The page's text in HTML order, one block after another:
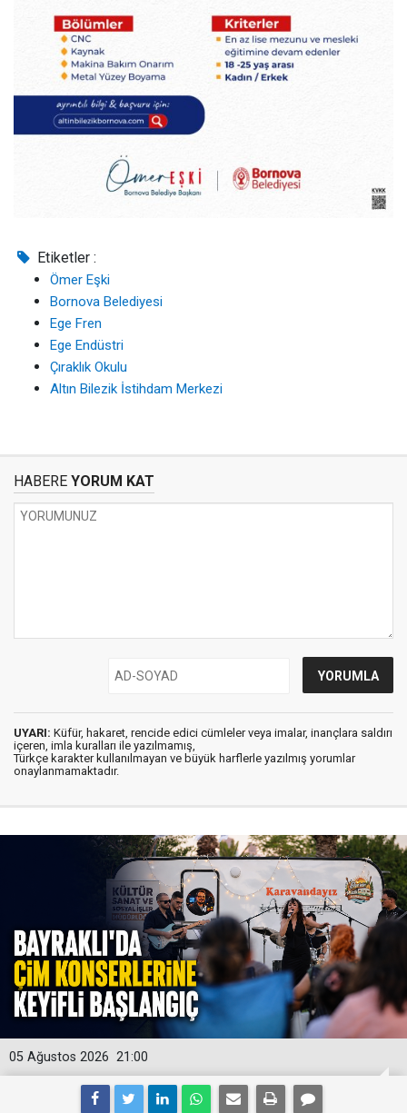
Etiketler :
Ömer Eşki
Bornova Belediyesi
Ege Fren
Ege Endüstri
Çıraklık Okulu
Altın Bilezik İstihdam Merkezi
HABERE YORUM KAT
UYARI: Küfür, hakaret, rencide edici cümleler veya imalar, inançlara saldırı
içeren, imla kuralları ile yazılmamış,
Türkçe karakter kullanılmayan ve büyük harflerle yazılmış yorumlar
onaylanmamaktadır.
21:00
05 Ağustos 2026